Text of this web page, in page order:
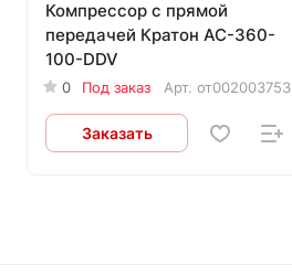
Компрессор с прямой
передачей Кратон AC-360-
100-DDV
0 Под заказ Арт. от002003753
Заказать